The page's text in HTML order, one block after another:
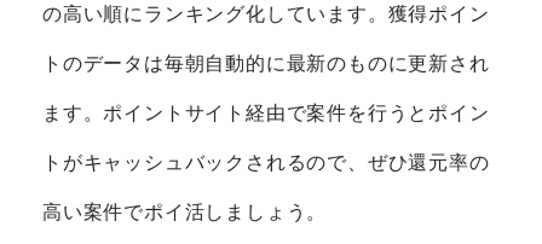
の高い順にランキング化しています。獲得ポイン
トのデータは毎朝自動的に最新のものに更新され
ます。ポイントサイト経由で案件を行うとポイン
トがキャッシュバックされるので、ぜひ還元率の
高い案件でポイ活しましょう。